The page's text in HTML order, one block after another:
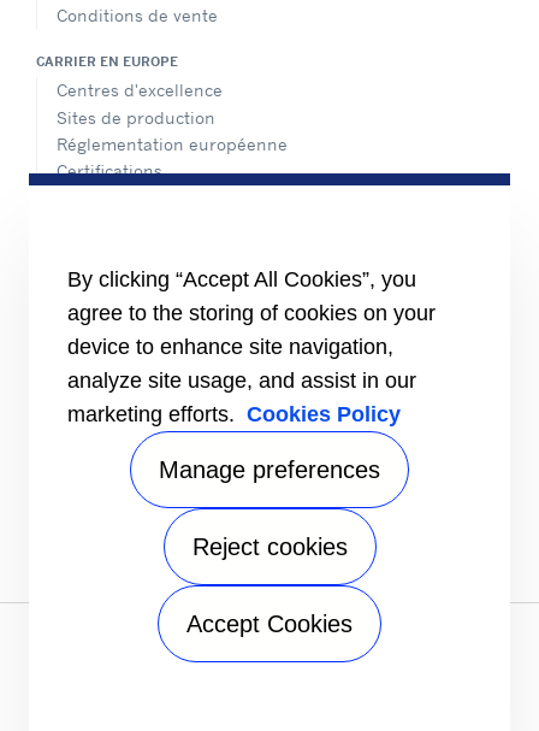
Conditions de vente
CARRIER EN EUROPE
Centres d'excellence
Sites de production
Réglementation européenne
Certifications
RESSOURCES
Brochures
Vidéos
INFORMATIONS POUR
Les fournisseurs
Les investisseurs
CONTACTEZ-NOUS
Déclaration de confidentialité|Conditions d'utilisation
Documents légaux|Plan du site
By clicking “Accept All Cookies”, you
agree to the storing of cookies on your
device to enhance site navigation,
analyze site usage, and assist in our
marketing efforts. Cookies Policy
Manage preferences
Reject cookies
Accept Cookies